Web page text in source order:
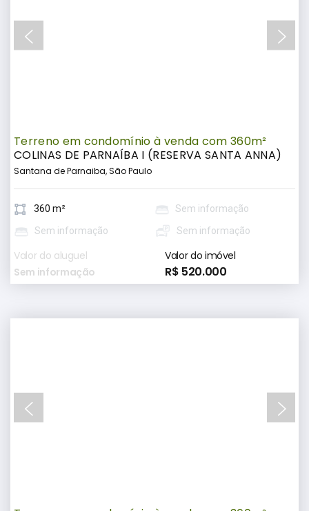
Terreno em condomínio à venda com 360m²
COLINAS DE PARNAÍBA I (RESERVA SANTA ANNA)
Santana de Parnaiba, São Paulo
360 m²
Sem informação
Sem informação
Sem informação
Valor do aluguel
Sem informação
Valor do imóvel
R$ 520.000